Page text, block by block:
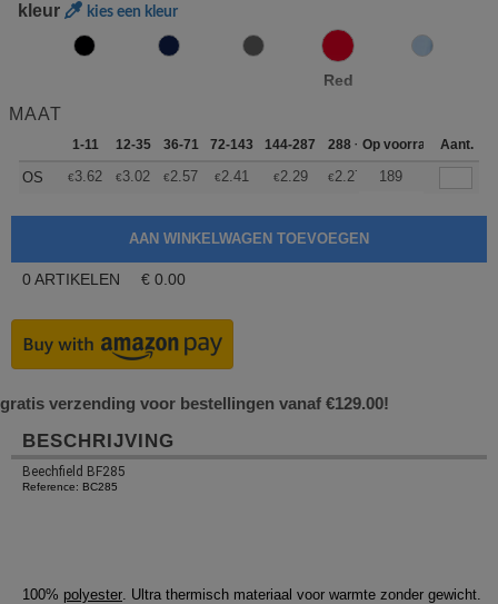
kleur kies een kleur
Red
MAAT
1-11 12-35 36-71 72-143 144-287 288 + Meer
Op voorraadAant.
OS €3.62 €3.02 €2.57 €2.41 €2.29 €2.27 +
189
0 ARTIKELEN € 0.00
gratis verzending voor bestellingen vanaf €129.00!
BESCHRIJVING
Beechfield BF285
Reference: BC285
100% polyester. Ultra thermisch materiaal voor warmte zonder gewicht.